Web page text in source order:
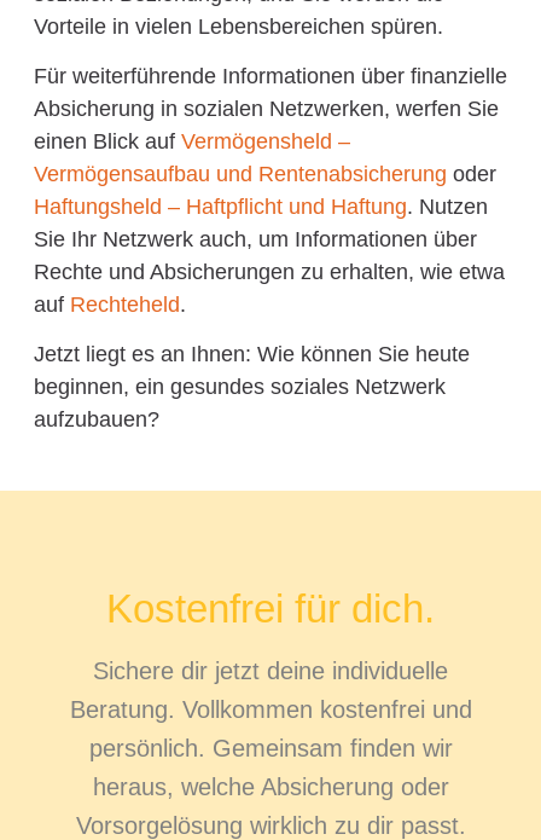
Vorteile in vielen Lebensbereichen spüren.
Für weiterführende Informationen über finanzielle
Absicherung in sozialen Netzwerken, werfen Sie
einen Blick auf Vermögensheld –
Vermögensaufbau und Rentenabsicherung oder
Haftungsheld – Haftpflicht und Haftung. Nutzen
Sie Ihr Netzwerk auch, um Informationen über
Rechte und Absicherungen zu erhalten, wie etwa
auf Rechteheld.
Jetzt liegt es an Ihnen: Wie können Sie heute
beginnen, ein gesundes soziales Netzwerk
aufzubauen?
Kostenfrei für dich.
Sichere dir jetzt deine individuelle
Beratung. Vollkommen kostenfrei und
persönlich. Gemeinsam finden wir
heraus, welche Absicherung oder
Vorsorgelösung wirklich zu dir passt.